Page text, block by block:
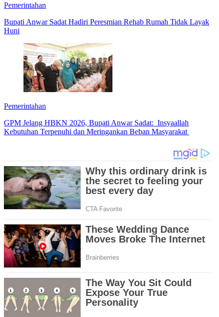
Pemerintahan
Bupati Anwar Sadat Hadiri Peresmian Rehab Rumah Tidak Layak
Huni
Pemerintahan
GPM Jelang HBKN 2026, Bupati Anwar Sadat: Insyaallah
Kebutuhan Terpenuhi dan Meringankan Beban Masyarakat